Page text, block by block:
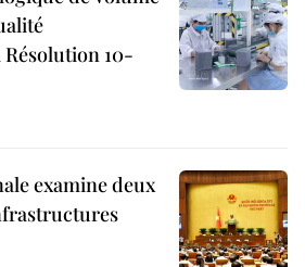
10-
examine deux